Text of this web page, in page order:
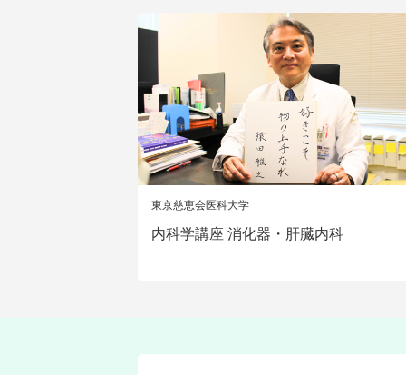
東京慈恵会医科大学
内科学講座 消化器・肝臓内科